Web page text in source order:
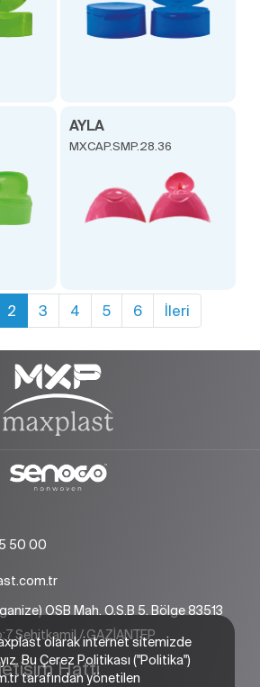
AYLA
MXCAP.SMP.28.36
2 3 4 5 6 İleri
50 00
OSB Mah. O.S.B 5. Bölge 83513
Şehitkamil / GAZİANTEP
Hattı
olarak internet sitemizde
Bu Çerez Politikası ("Politika")
tarafından yönetilen